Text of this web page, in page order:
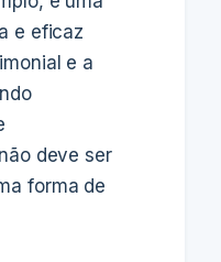
e eficaz
e a
deve ser
forma de